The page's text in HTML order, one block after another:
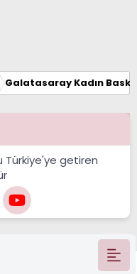
Galatasaray Kadın
getiren